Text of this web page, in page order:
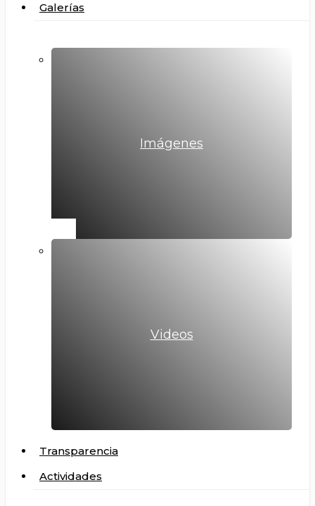
Galerías
Imágenes
Videos
Transparencia
Actividades